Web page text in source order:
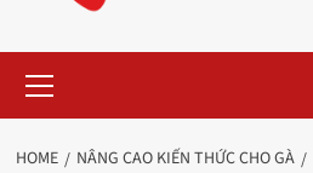
Menu
HOME NÂNG CAO KIẾN THỨC CHO GÀ